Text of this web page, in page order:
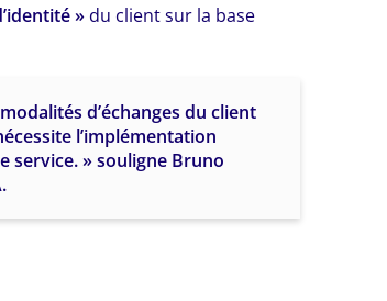
»du client sur la base
d’échanges du client
l’implémentation
service. » souligne Bruno